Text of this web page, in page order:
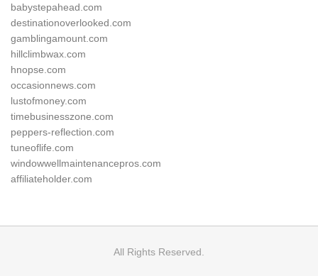
babystepahead.com
destinationoverlooked.com
gamblingamount.com
hillclimbwax.com
hnopse.com
occasionnews.com
lustofmoney.com
timebusinesszone.com
peppers-reflection.com
tuneoflife.com
windowwellmaintenancepros.com
affiliateholder.com
All Rights Reserved.